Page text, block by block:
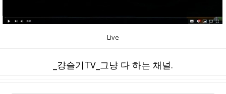
Live
_걍슬기TV_그냥 다 하는 채널.